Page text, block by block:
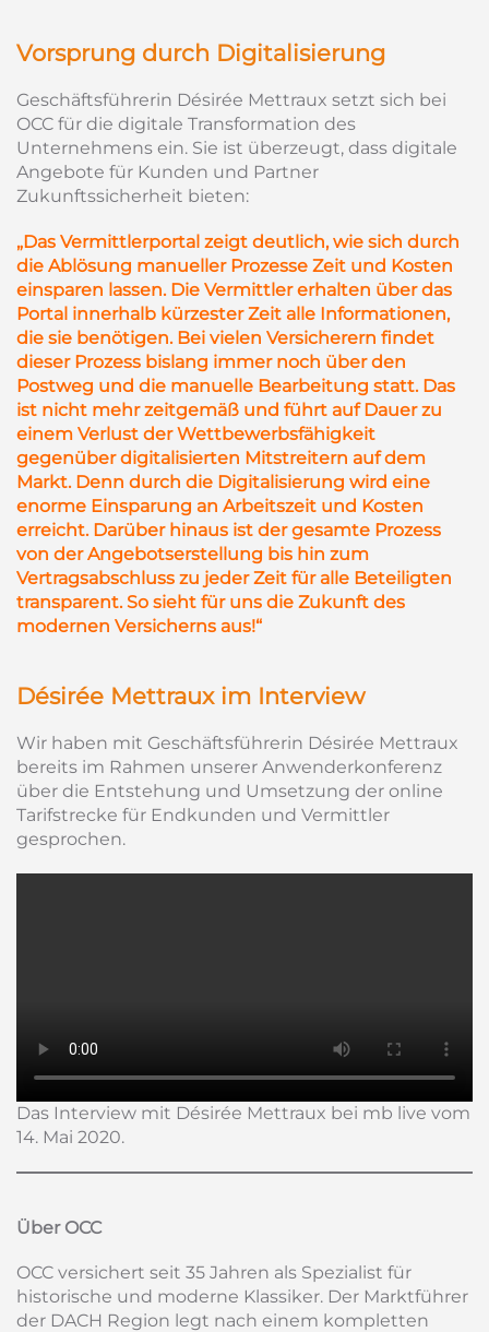
Vorsprung durch Digitalisierung
Geschäftsführerin Désirée Mettraux setzt sich bei
OCC für die digitale Transformation des
Unternehmens ein. Sie ist überzeugt, dass digitale
Angebote für Kunden und Partner
Zukunftssicherheit bieten:
„Das Vermittlerportal zeigt deutlich, wie sich durch
die Ablösung manueller Prozesse Zeit und Kosten
einsparen lassen. Die Vermittler erhalten über das
Portal innerhalb kürzester Zeit alle Informationen,
die sie benötigen. Bei vielen Versicherern findet
dieser Prozess bislang immer noch über den
Postweg und die manuelle Bearbeitung statt. Das
ist nicht mehr zeitgemäß und führt auf Dauer zu
einem Verlust der Wettbewerbsfähigkeit
gegenüber digitalisierten Mitstreitern auf dem
Markt. Denn durch die Digitalisierung wird eine
enorme Einsparung an Arbeitszeit und Kosten
erreicht. Darüber hinaus ist der gesamte Prozess
von der Angebotserstellung bis hin zum
Vertragsabschluss zu jeder Zeit für alle Beteiligten
transparent. So sieht für uns die Zukunft des
modernen Versicherns aus!“
Désirée Mettraux im Interview
Wir haben mit Geschäftsführerin Désirée Mettraux
bereits im Rahmen unserer Anwenderkonferenz
über die Entstehung und Umsetzung der online
Tarifstrecke für Endkunden und Vermittler
gesprochen.
Das Interview mit Désirée Mettraux bei mb live vom
14. Mai 2020.
Über OCC
OCC versichert seit 35 Jahren als Spezialist für
historische und moderne Klassiker. Der Marktführer
der DACH Region legt nach einem kompletten